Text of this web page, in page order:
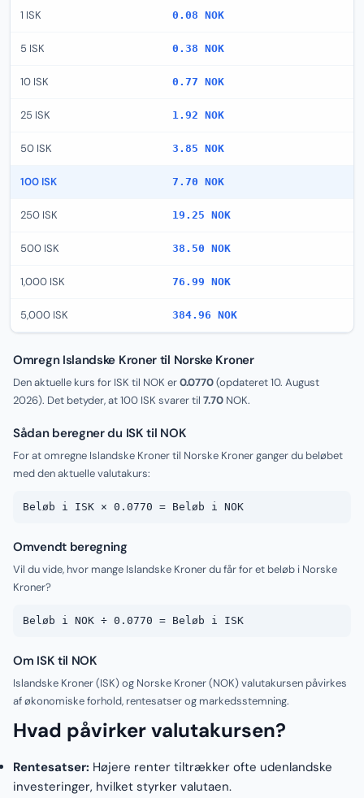
1 ISK 0.08 NOK
5 ISK 0.38 NOK
10 ISK 0.77 NOK
25 ISK 1.92 NOK
50 ISK 3.85 NOK
100 ISK 7.70 NOK
250 ISK 19.25 NOK
500 ISK 38.50 NOK
1,000 ISK 76.99 NOK
5,000 ISK 384.96 NOK
Omregn Islandske Kroner til Norske Kroner
Den aktuelle kurs for ISK til NOK er0.0770(opdateret10. August
2026). Det betyder, at 100 ISK svarer til 7.70 NOK.
Sådan beregner du ISK til NOK
For at omregne Islandske Kroner til Norske Kroner ganger du beløbet
med den aktuelle valutakurs:
Beløb i ISK × 0.0770 = Beløb i NOK
Omvendt beregning
Vil du vide, hvor mange Islandske Kroner du får for et beløb i Norske
Kroner?
Beløb i NOK ÷ 0.0770 = Beløb i ISK
Om ISK til NOK
Islandske Kroner (ISK) og Norske Kroner (NOK) valutakursen påvirkes
af økonomiske forhold, rentesatser og markedsstemning.
Hvad påvirker valutakursen?
Rentesatser: Højere renter tiltrækker ofte udenlandske
investeringer, hvilket styrker valutaen.